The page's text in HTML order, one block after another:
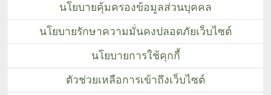
นโยบายคุ้มครองข้อมูลส่วนบุคคล
นโยบายรักษาความมั่นคงปลอดภัยเว็บไซต์
นโยบายการใช้คุกกี้
ตัวช่วยเหลือการเข้าถึงเว็บไซต์